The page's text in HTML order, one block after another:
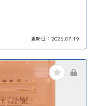
更新日： 2026.07.19